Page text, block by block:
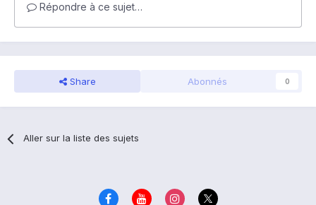
Répondre à ce sujet…
Share Abonnés 0
Aller sur la liste des sujets